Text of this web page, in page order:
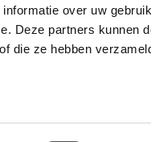
over uw
Deze partners kunnen
die ze hebben
sales@gpgroot.nl
088 - 472 03 50